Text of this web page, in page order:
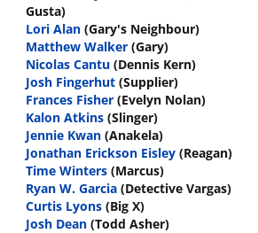
Gusta)
Lori Alan (Gary's Neighbour)
Matthew Walker (Gary)
Nicolas Cantu (Dennis Kern)
Josh Fingerhut (Supplier)
Frances Fisher (Evelyn Nolan)
Kalon Atkins (Slinger)
Jennie Kwan (Anakela)
Jonathan Erickson Eisley (Reagan)
Time Winters (Marcus)
Ryan W. Garcia (Detective Vargas)
Curtis Lyons (Big X)
Josh Dean (Todd Asher)